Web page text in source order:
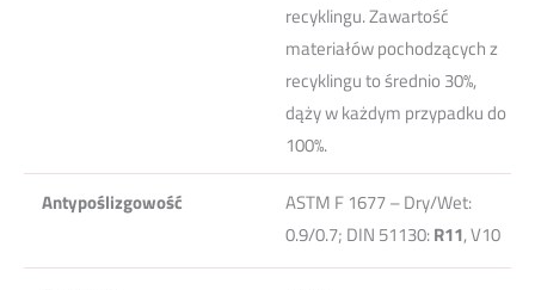
recyklingu. Zawartość
materiałów pochodzących z
recyklingu to średnio 30%,
dąży w każdym przypadku do
100%.
Antypoślizgowość
ASTM F 1677 – Dry/Wet:
0.9/0.7; DIN 51130:R11, V10